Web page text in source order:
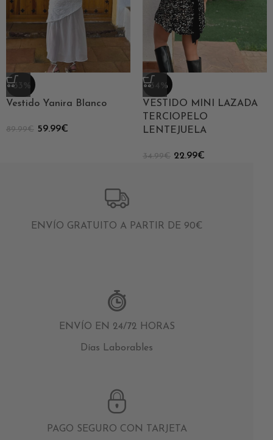
-33%
Vestido Yanira Blanco
89.99€ 59.99€
-34%
VESTIDO MINI LAZADA
TERCIOPELO
LENTEJUELA
34.99€ 22.99€
ENVÍO GRATUITO A PARTIR DE 90€
ENVÍO EN 24/72 HORAS
Días Laborables
PAGO SEGURO CON TARJETA